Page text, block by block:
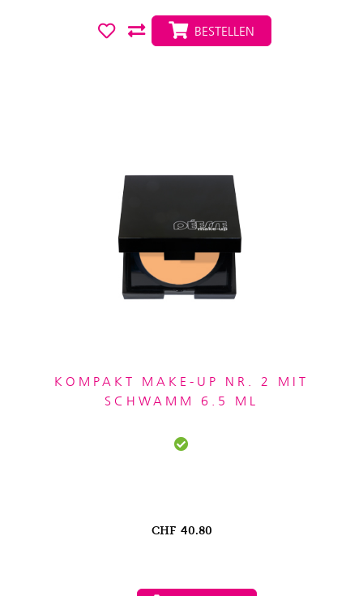
BESTELLEN
KOMPAKT MAKE-UP NR. 2 MIT
SCHWAMM 6.5 ML
CHF 40.80